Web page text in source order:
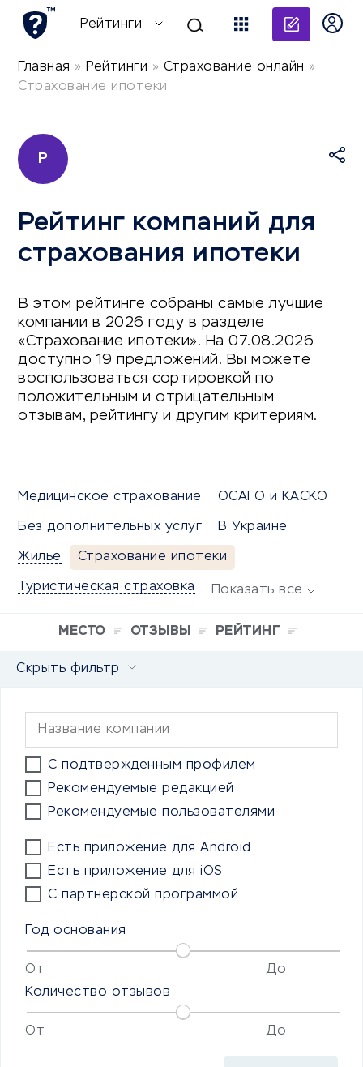
Рейтинги
Главная » Рейтинги » Страхование онлайн »
Страхование ипотеки
Р
Рейтинг компаний для
страхования ипотеки
В этом рейтинге собраны самые лучшие
компании в 2026 году в разделе
«Страхование ипотеки». На 07.08.2026
доступно 19 предложений. Вы можете
воспользоваться сортировкой по
положительным и отрицательным
отзывам, рейтингу и другим критериям.
Медицинское страхование ОСАГО и КАСКО
Без дополнительных услуг В Украине
Жилье Страхование ипотеки
Туристическая страховка Показать все
МЕСТО ОТЗЫВЫ РЕЙТИНГ
Скрыть фильтр
С подтвержденным профилем
Рекомендуемые редакцией
Рекомендуемые пользователями
Есть приложение для Android
Есть приложение для iOS
С партнерской программой
Год основания
От
До
Количество отзывов
От До